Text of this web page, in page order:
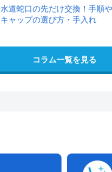
水道蛇口の先だけ交換！手順
キャップの選び方・手入れ
コラム一覧を見る